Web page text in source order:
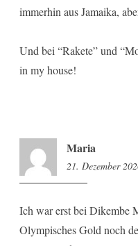
immerhin aus Jamaika,
Und bei “Rakete” und
in my house!
Maria
21. Dezember
Ich war erst bei Dikembe
Olympisches Gold noch